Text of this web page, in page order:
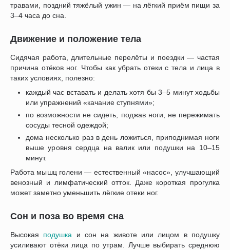
травами, поздний тяжёлый ужин — на лёгкий приём пищи за
3–4 часа до сна.
Движение и положение тела
Сидячая работа, длительные перелёты и поездки — частая
причина отёков ног. Чтобы как убрать отеки с тела и лица в
таких условиях, полезно:
каждый час вставать и делать хотя бы 3–5 минут ходьбы
или упражнений «качание ступнями»;
по возможности не сидеть, поджав ноги, не пережимать
сосуды тесной одеждой;
дома несколько раз в день ложиться, приподнимая ноги
выше уровня сердца на валик или подушки на 10–15
минут.
Работа мышц голени — естественный «насос», улучшающий
венозный и лимфатический отток. Даже короткая прогулка
может заметно уменьшить лёгкие отеки ног.
Сон и поза во время сна
Высокая подушка и сон на животе или лицом в подушку
усиливают отёки лица по утрам. Лучше выбирать среднюю